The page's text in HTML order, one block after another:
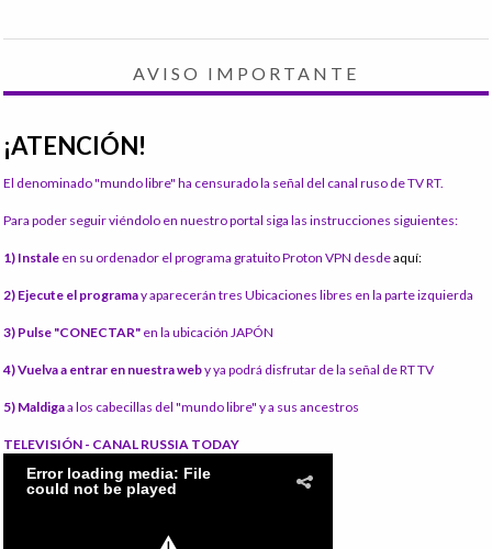
AVISO IMPORTANTE
¡ATENCIÓN!
El denominado "mundo libre" ha censurado la señal del canal ruso de TV RT.
Para poder seguir viéndolo en nuestro portal siga las instrucciones siguientes:
1) Instale en su ordenador el programa gratuito Proton VPN desdeaquí:
2) Ejecute el programay aparecerán tres Ubicaciones libres en la parte izquierda
3) Pulse "CONECTAR" en la ubicación JAPÓN
4) Vuelva a entrar en nuestra weby ya podrá disfrutar de la señal de RT TV
5) Maldigaa los cabecillas del "mundo libre" y a sus ancestros
TELEVISIÓN - CANAL RUSSIA TODAY